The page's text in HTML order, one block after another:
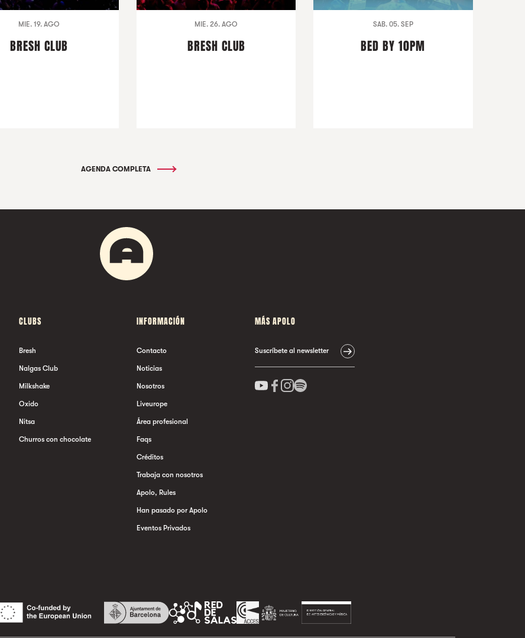
MIE. 19. AGO
BRESH CLUB
MIE. 26. AGO
BRESH CLUB
SAB. 05. SEP
BED BY 10PM
AGENDA COMPLETA
CLUBS
Bresh
Nalgas Club
Milkshake
Oxido
Nitsa
Churros con chocolate
INFORMACIÓN
Contacto
Noticias
Nosotros
Liveurope
Área profesional
Faqs
Créditos
Trabaja con nosotros
Apolo, Rules
Han pasado por Apolo
Eventos Privados
MÁS APOLO
Suscríbete al newsletter